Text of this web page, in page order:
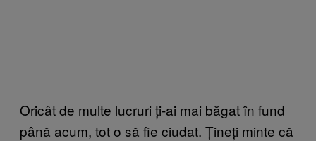
Oricât de multe lucruri ți-ai mai băgat în fund
până acum, tot o să fie ciudat. Țineți minte că